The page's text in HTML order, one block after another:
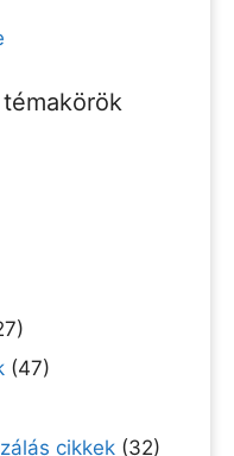
(47)
cikkek (32)